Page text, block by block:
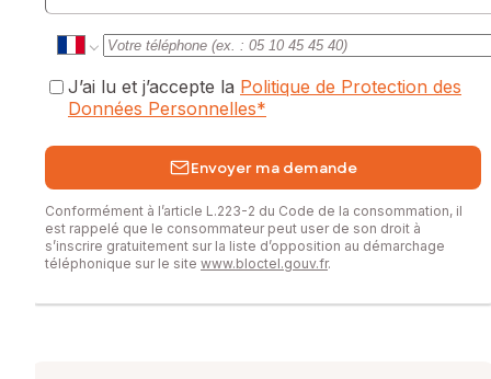
J’ai lu et j’accepte la Politique de Protection des
Données Personnelles*
Envoyer ma demande
Conformément à l’article L.223-2 du Code de la consommation, il
est rappelé que le consommateur peut user de son droit à
s’inscrire gratuitement sur la liste d’opposition au démarchage
téléphonique sur le site www.bloctel.gouv.fr.